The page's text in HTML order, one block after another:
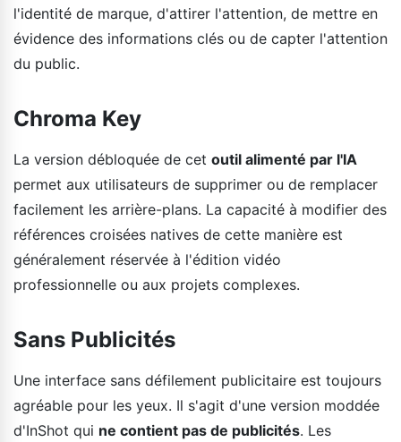
l'identité de marque, d'attirer l'attention, de mettre en
évidence des informations clés ou de capter l'attention
du public.
Chroma Key
La version débloquée de cet outil alimenté par l'IA
permet aux utilisateurs de supprimer ou de remplacer
facilement les arrière-plans. La capacité à modifier des
références croisées natives de cette manière est
généralement réservée à l'édition vidéo
professionnelle ou aux projets complexes.
Sans Publicités
Une interface sans défilement publicitaire est toujours
agréable pour les yeux. Il s'agit d'une version moddée
d'InShot qui ne contient pas de publicités. Les